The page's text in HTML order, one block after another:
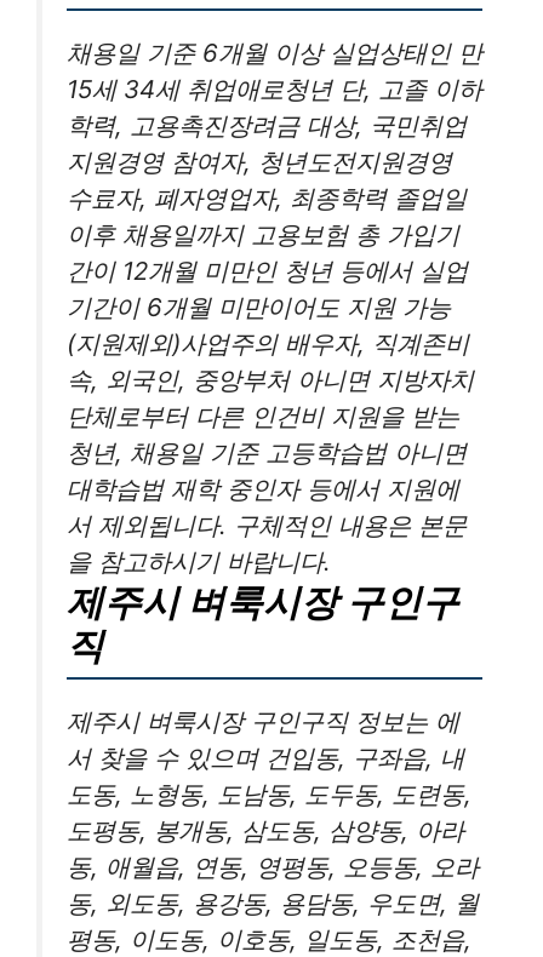
채용일 기준 6개월 이상 실업상태인 만
15세 34세 취업애로청년 단, 고졸 이하
학력, 고용촉진장려금 대상, 국민취업
지원경영 참여자, 청년도전지원경영
수료자, 폐자영업자, 최종학력 졸업일
이후 채용일까지 고용보험 총 가입기
간이 12개월 미만인 청년 등에서 실업
기간이 6개월 미만이어도 지원 가능
(지원제외)사업주의 배우자, 직계존비
속, 외국인, 중앙부처 아니면 지방자치
단체로부터 다른 인건비 지원을 받는
청년, 채용일 기준 고등학습법 아니면
대학습법 재학 중인자 등에서 지원에
서 제외됩니다. 구체적인 내용은 본문
을 참고하시기 바랍니다.
제주시 벼룩시장 구인구
직
제주시 벼룩시장 구인구직 정보는 에
서 찾을 수 있으며 건입동, 구좌읍, 내
도동, 노형동, 도남동, 도두동, 도련동,
도평동, 봉개동, 삼도동, 삼양동, 아라
동, 애월읍, 연동, 영평동, 오등동, 오라
동, 외도동, 용강동, 용담동, 우도면, 월
평동, 이도동, 이호동, 일도동, 조천읍,